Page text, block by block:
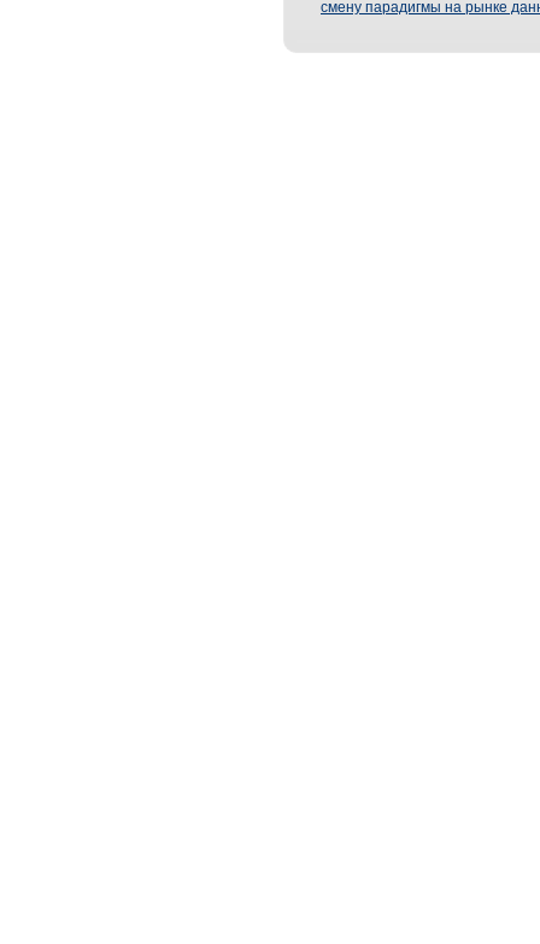
смену парадигмы на рынке